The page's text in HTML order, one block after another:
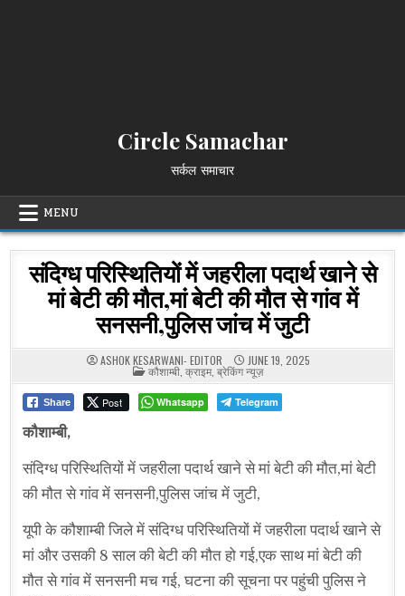
Circle Samachar
सर्कल समाचार
MENU
संदिग्ध परिस्थितियों में जहरीला पदार्थ खाने से
मां बेटी की मौत,मां बेटी की मौत से गांव में
सनसनी,पुलिस जांच में जुटी
ASHOK KESARWANI- EDITOR JUNE 19, 2025
POSTED
IN
कौशाम्बी क्राइम, ब्रेकिंग न्यूज़
Share Post Whatsapp Telegram
कौशाम्बी,
संदिग्ध परिस्थितियों में जहरीला पदार्थ खाने से मां बेटी की मौत,मां बेटी
की मौत से गांव में सनसनी,पुलिस जांच में जुटी,
यूपी के कौशाम्बी जिले में संदिग्ध परिस्थितियों में जहरीला पदार्थ खाने से
मां और उसकी 8 साल की बेटी की मौत हो गई,एक साथ मां बेटी की
मौत से गांव में सनसनी मच गई, घटना की सूचना पर पहुंची पुलिस ने